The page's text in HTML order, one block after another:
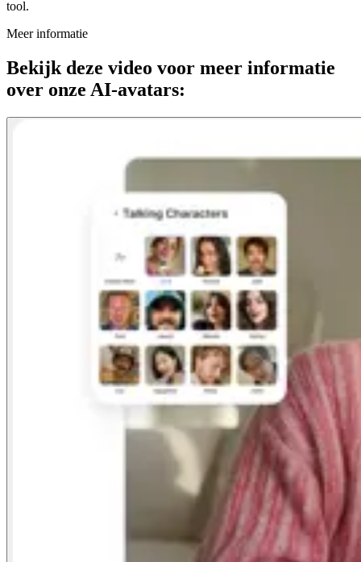
tool.
Meer informatie
Bekijk deze video voor meer informatie
over onze AI-avatars: